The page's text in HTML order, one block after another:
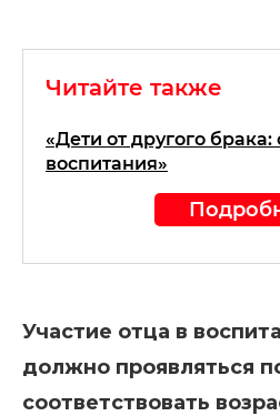
Читайте также
«Дети от другого
воспитания»
Участие отца в
должно проявляться
соответствовать